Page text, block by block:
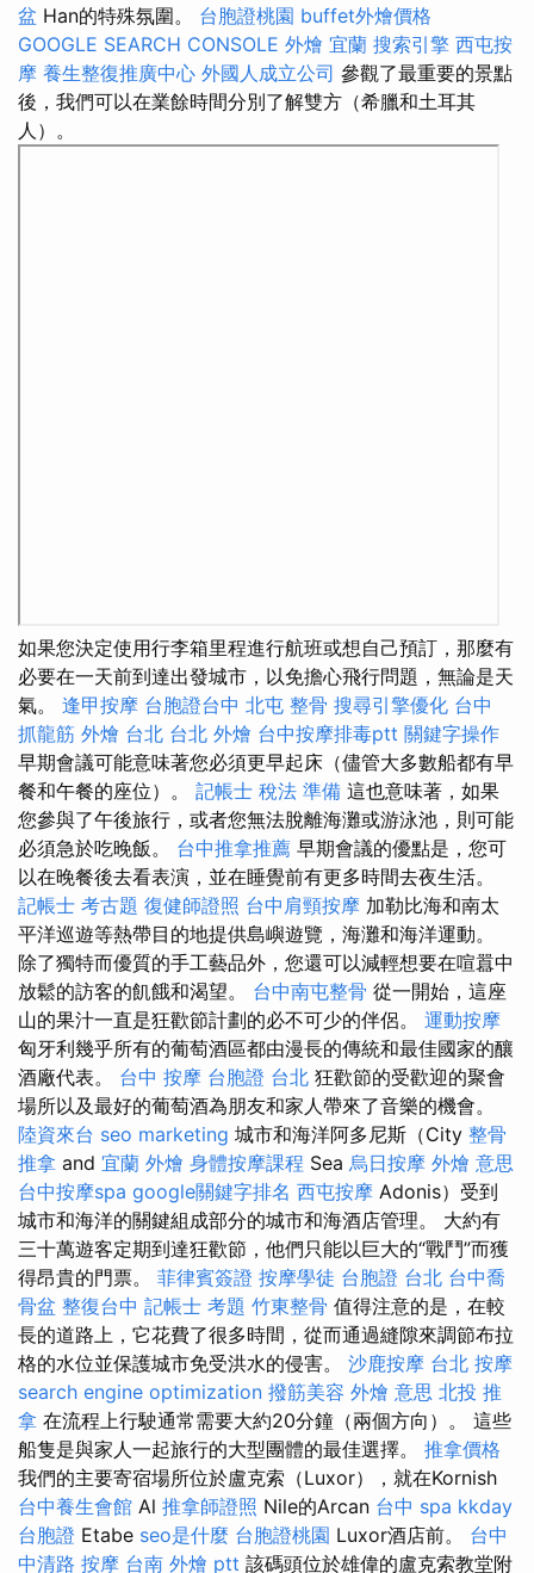
盆 Han的特殊氛圍。 台胞證桃園 buffet外燴價格
GOOGLE SEARCH CONSOLE 外燴 宜蘭 搜索引擎 西屯按
摩 養生整復推廣中心 外國人成立公司 參觀了最重要的景點
後，我們可以在業餘時間分別了解雙方（希臘和土耳其
人）。
如果您決定使用行李箱里程進行航班或想自己預訂，那麼有
必要在一天前到達出發城市，以免擔心飛行問題，無論是天
氣。 逢甲按摩 台胞證台中 北屯 整骨 搜尋引擎優化 台中
抓龍筋 外燴 台北 台北 外燴 台中按摩排毒ptt 關鍵字操作
早期會議可能意味著您必須更早起床（儘管大多數船都有早
餐和午餐的座位）。 記帳士 稅法 準備 這也意味著，如果
您參與了午後旅行，或者您無法脫離海灘或游泳池，則可能
必須急於吃晚飯。 台中推拿推薦 早期會議的優點是，您可
以在晚餐後去看表演，並在睡覺前有更多時間去夜生活。
記帳士 考古題 復健師證照 台中肩頸按摩 加勒比海和南太
平洋巡遊等熱帶目的地提供島嶼遊覽，海灘和海洋運動。
除了獨特而優質的手工藝品外，您還可以減輕想要在喧囂中
放鬆的訪客的飢餓和渴望。 台中南屯整骨 從一開始，這座
山的果汁一直是狂歡節計劃的必不可少的伴侶。 運動按摩
匈牙利幾乎所有的葡萄酒區都由漫長的傳統和最佳國家的釀
酒廠代表。 台中 按摩 台胞證 台北 狂歡節的受歡迎的聚會
場所以及最好的葡萄酒為朋友和家人帶來了音樂的機會。
陸資來台 seo marketing 城市和海洋阿多尼斯（City 整骨
推拿 and 宜蘭 外燴 身體按摩課程 Sea 烏日按摩 外燴 意思
台中按摩spa google關鍵字排名 西屯按摩 Adonis）受到
城市和海洋的關鍵組成部分的城市和海酒店管理。 大約有
三十萬遊客定期到達狂歡節，他們只能以巨大的“戰鬥”而獲
得昂貴的門票。 菲律賓簽證 按摩學徒 台胞證 台北 台中喬
骨盆 整復台中 記帳士 考題 竹東整骨 值得注意的是，在較
長的道路上，它花費了很多時間，從而通過縫隙來調節布拉
格的水位並保護城市免受洪水的侵害。 沙鹿按摩 台北 按摩
search engine optimization 撥筋美容 外燴 意思 北投 推
拿 在流程上行駛通常需要大約20分鐘（兩個方向）。 這些
船隻是與家人一起旅行的大型團體的最佳選擇。 推拿價格
我們的主要寄宿場所位於盧克索（Luxor），就在Kornish
台中養生會館 Al 推拿師證照 Nile的Arcan 台中 spa kkday
台胞證 Etabe seo是什麼 台胞證桃園 Luxor酒店前。 台中
中清路 按摩 台南 外燴 ptt 該碼頭位於雄偉的盧克索教堂附